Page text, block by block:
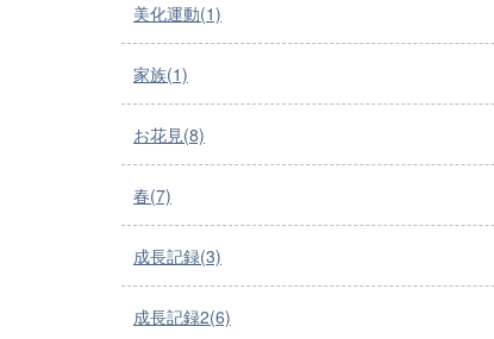
美化運動(1)
家族(1)
お花見(8)
春(7)
成長記録(3)
成長記録2(6)